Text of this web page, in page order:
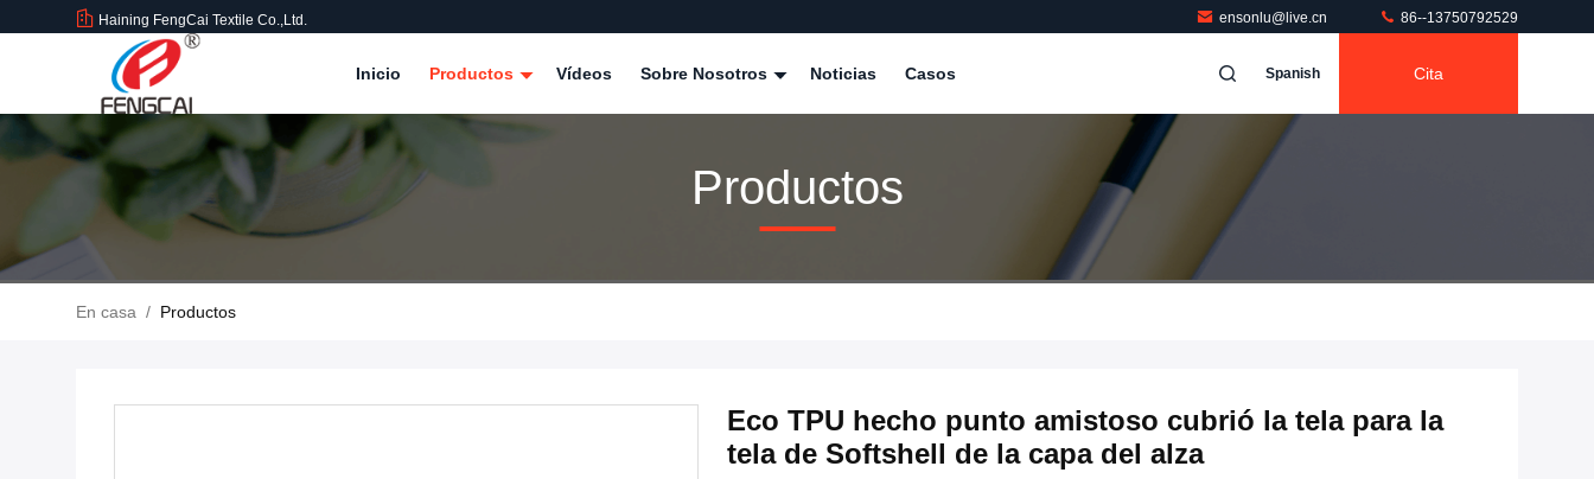
Haining FengCai Textile Co.,Ltd. ensonlu@live.cn 86--13750792529
Inicio Productos Vídeos Sobre Nosotros Noticias Casos Spanish Cita
Productos
En casa / Productos
Eco TPU hecho punto amistoso cubrió la tela para la
tela de Softshell de la capa del alza